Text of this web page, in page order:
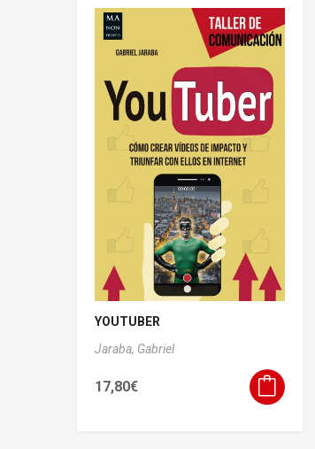
YOUTUBER
Jaraba, Gabriel
17,80€